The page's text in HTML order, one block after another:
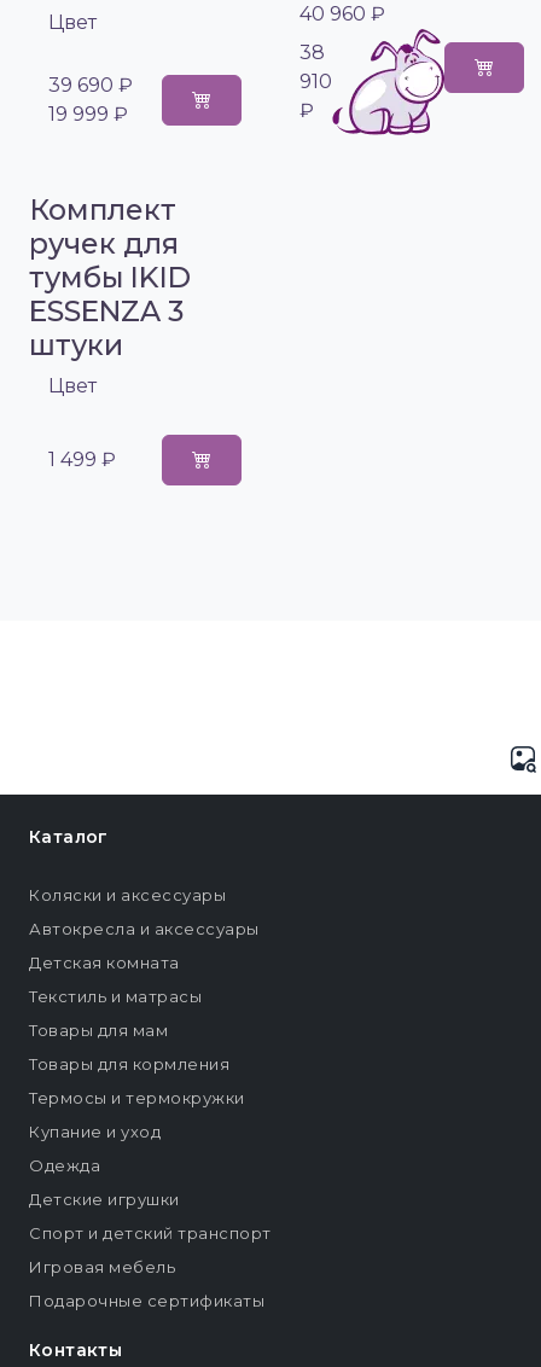
Цвет
39 690 ₽
19 999 ₽
40 960 ₽
38
910
₽
Комплект
ручек для
тумбы IKID
ESSENZA 3
штуки
Цвет
1 499 ₽
Контакты
Каталог
Коляски и аксессуары
Автокресла и аксессуары
Детская комната
Текстиль и матрасы
Товары для мам
Товары для кормления
Термосы и термокружки
Купание и уход
Одежда
Детские игрушки
Спорт и детский транспорт
Игровая мебель
Подарочные сертификаты